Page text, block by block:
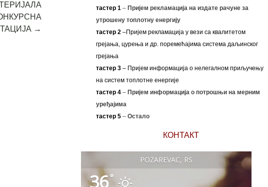
→
тастер 1–Пријем рекламација на издате рачуне за
утрошену топлотну енергију
тастер 2–Пријем рекламација у вези са квалитетом
грејања, цурења и др. поремећајима система даљинског
грејања
тастер 3– Пријем информација о нелегалном приључењу
на систем топлотне енергије
тастер 4 – Пријем информација о потрошњи на мерним
уређајима
тастер 5 – Остало
КОНТАКТ
POŽAREVAC, RS
36°